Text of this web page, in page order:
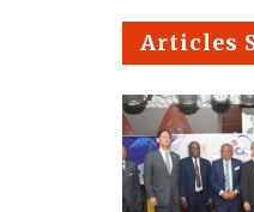
Articles